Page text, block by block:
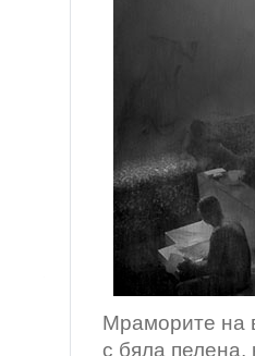
Мраморите на
с бяла пелена,